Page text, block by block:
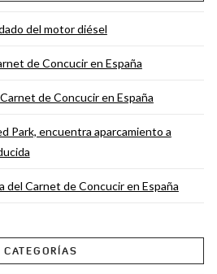
del motor diésel
de Concucir en España
de Concucir en España
Park, encuentra aparcamiento a
del Carnet de Concucir en España
CATEGORÍAS